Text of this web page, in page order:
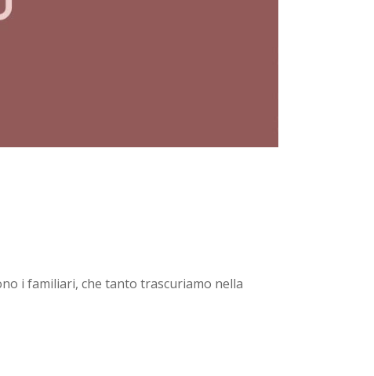
i familiari, che tanto trascuriamo nella